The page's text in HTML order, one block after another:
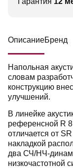
ОписаниеБренд
Напольная
словам
конструкцию
улучшений.
В линейке
референсной R
отличается от
накладкой
два СЧ/НЧ-
низкочастотной